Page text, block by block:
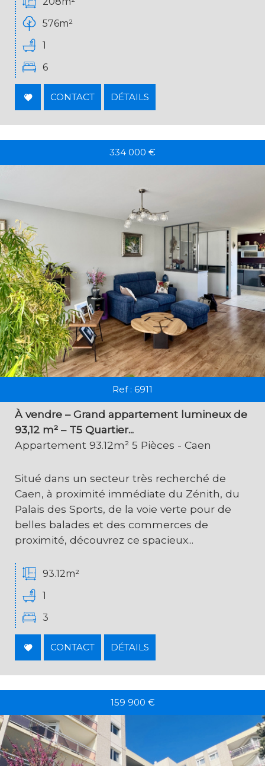
576m²
1
6
CONTACT DÉTAILS
334 000 €
Ref : 6911
À vendre – Grand appartement lumineux de
93,12 m² – T5 Quartier...
Appartement 93.12m² 5 Pièces - Caen
Situé dans un secteur très recherché de
Caen, à proximité immédiate du Zénith, du
Palais des Sports, de la voie verte pour de
belles balades et des commerces de
proximité, découvrez ce spacieux...
93.12m²
1
3
CONTACT DÉTAILS
159 900 €